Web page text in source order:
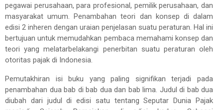
pegawai perusahaan, para profesional, pemilik perusahaan, dan
masyarakat umum. Penambahan teori dan konsep di dalam
edisi 2 inheren dengan uraian penjelasan suatu peraturan. Hal ini
bertujuan untuk memudahkan pembaca memahami konsep dan
teori yang melatarbelakangi penerbitan suatu peraturan oleh
otoritas pajak di Indonesia.
Pemutakhiran isi buku yang paling signifikan terjadi pada
penambahan dua bab di bab dua dan bab lima. Judul di bab dua
diubah dari judul di edisi satu tentang Seputar Dunia Pajak